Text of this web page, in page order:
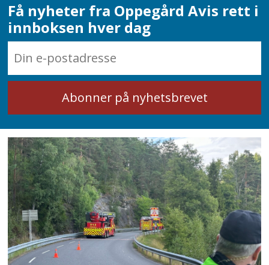
Få nyheter fra Oppegård Avis rett i
innboksen hver dag